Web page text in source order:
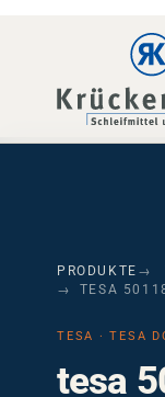
PRODUKTE
TESA
tesa